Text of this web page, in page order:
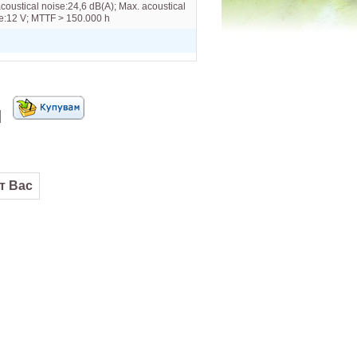
noise:24,6 dB(A); Max. acoustical
V; MTTF > 150.000 h
Вас